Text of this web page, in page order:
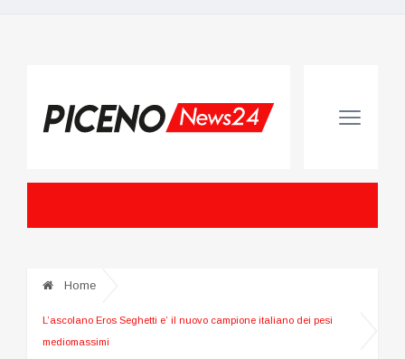
Home
L’ascolano Eros Seghetti e’ il nuovo campione italiano dei pesi
mediomassimi